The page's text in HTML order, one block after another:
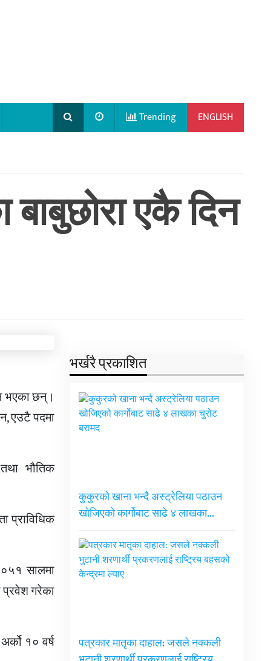
Trending ENGLISH
बाबुछोरा एकै दिन
भएका छन्।
एउटै पदमा
भौतिक
प्राविधिक
सालमा
प्रवेश गरेका
१० वर्ष
भर्खरै प्रकाशित
कुकुरको खाना भन्दै अस्ट्रेलिया पठाउन
खोजिएको कार्गोबाट साढे ४ लाखका…
पत्रकार मातृका दाहाल: जसले नक्कली